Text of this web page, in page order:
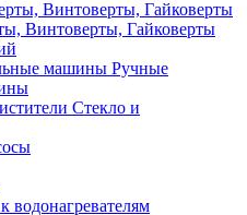
Винтоверты, Гайковерты
Ручные
Стекло и